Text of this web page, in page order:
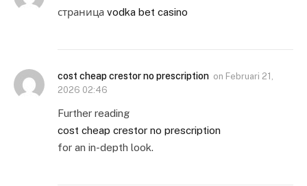
страница vodka bet casino
cost cheap crestor no prescription on Februari 21,
2026 02:46
Further reading
cost cheap crestor no prescription
for an in-depth look.